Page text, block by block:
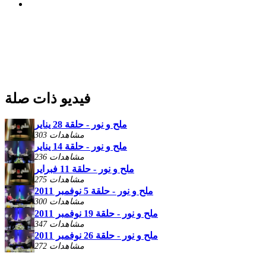
فيديو ذات صلة
ملح و نور - حلقة 28 يناير
303 مشاهدات
ملح و نور - حلقة 14 يناير
236 مشاهدات
ملح و نور - حلقة 11 فبراير
275 مشاهدات
ملح و نور - حلقة 5 نوفمبر 2011
300 مشاهدات
ملح و نور - حلقة 19 نوفمبر 2011
347 مشاهدات
ملح و نور - حلقة 26 نوفمبر 2011
272 مشاهدات